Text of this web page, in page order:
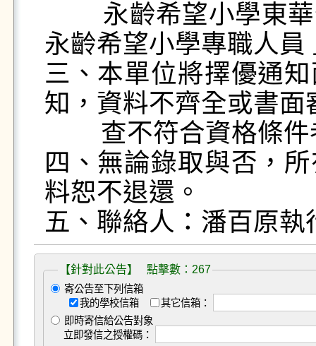
永齡希望小學專職人員
三、本單位將擇優通
知，資料不齊全或書面
四、無論錄取與否，
料恕不退還。
【針對此公告】 點擊數：267
寄公告至下列信箱
我的學校信箱
其它信箱：
即時寄信給公告對象
立即發信之授權碼：